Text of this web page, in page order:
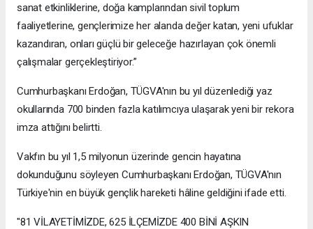
sanat etkinliklerine, doğa kamplarından sivil toplum
faaliyetlerine, gençlerimize her alanda değer katan, yeni ufuklar
kazandıran, onları güçlü bir geleceğe hazırlayan çok önemli
çalışmalar gerçekleştiriyor.”
Cumhurbaşkanı Erdoğan, TÜGVA'nın bu yıl düzenlediği yaz
okullarında 700 binden fazla katılımcıya ulaşarak yeni bir rekora
imza attığını belirtti.
Vakfın bu yıl 1,5 milyonun üzerinde gencin hayatına
dokunduğunu söyleyen Cumhurbaşkanı Erdoğan, TÜGVA'nın
Türkiye'nin en büyük gençlik hareketi hâline geldiğini ifade etti.
"81 VİLAYETİMİZDE, 625 İLÇEMİZDE 400 BİNİ AŞKIN